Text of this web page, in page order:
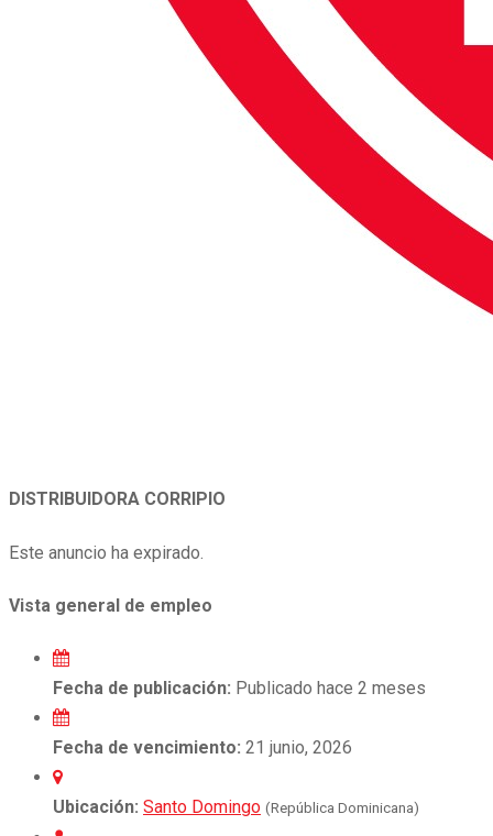
DISTRIBUIDORA CORRIPIO
Este anuncio ha expirado.
Vista general de empleo
Fecha de publicación: Publicado hace 2 meses
Fecha de vencimiento: 21 junio, 2026
Ubicación: Santo Domingo (República Dominicana)